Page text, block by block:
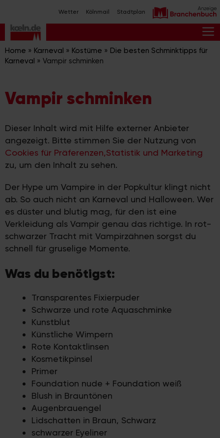
Inhalt
springen
Wetter Kölnmail Stadtplan
Home » Karneval » Kostüme » Die besten Schminktipps für
Karneval » Vampir schminken
Vampir schminken
Dieser Inhalt wird mit Hilfe externer Anbieter
angezeigt. Bitte stimmen Sie der Nutzung von
Cookies für Präferenzen,Statistik und Marketing
zu, um den Inhalt zu sehen.
Der Hype um Vampire in der Popkultur klingt nicht
ab. So auch nicht an Karneval und Halloween. Wer
es düster und blutig mag, für den ist eine
Verkleidung als Vampir genau das richtige. In rot-
schwarzer Tracht mit Vampirzähnen sorgst du
schnell für gruselige Momente.
Was du benötigst:
Transparentes Fixierpuder
Schwarze und rote Aquaschminke
Kunstblut
Künstliche Wimpern
Rote Kontaktlinsen
Kosmetikpinsel
Primer
Foundation nude + Foundation weiß
Blush in Brauntönen
Augenbrauengel
Lidschatten in Braun, Schwarz
schwarzer Eyeliner